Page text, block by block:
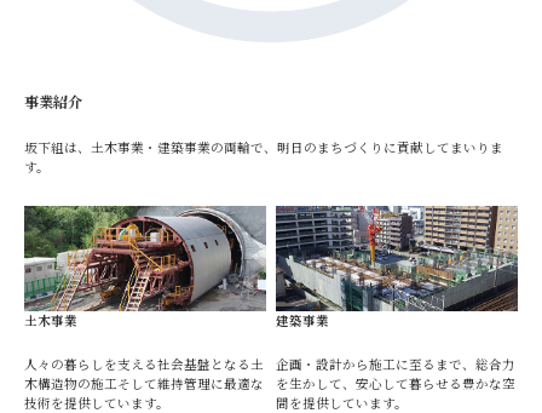
事業紹介
坂下組は、土木事業・建築事業の両輪で、明日のまちづくりに貢献してまいりま
す。
土木事業
人々の暮らしを支える社会基盤となる土
木構造物の施工そして維持管理に最適な
技術を提供しています。
建築事業
企画・設計から施工に至るまで、総合力
を生かして、安心して暮らせる豊かな空
間を提供しています。